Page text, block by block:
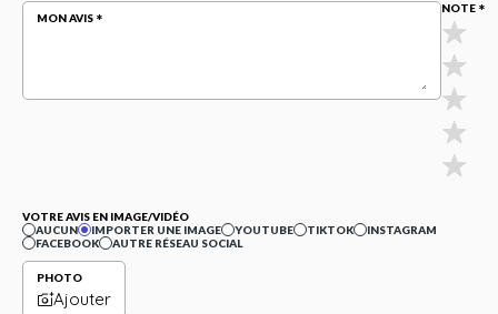
MON AVIS
NOTE
VOTRE AVIS EN IMAGE/VIDÉO
AUCUN
IMPORTER UNE IMAGE YOUTUBE TIKTOK
INSTAGRAM
FACEBOOK
AUTRE RÉSEAU SOCIAL
PHOTO
Ajouter